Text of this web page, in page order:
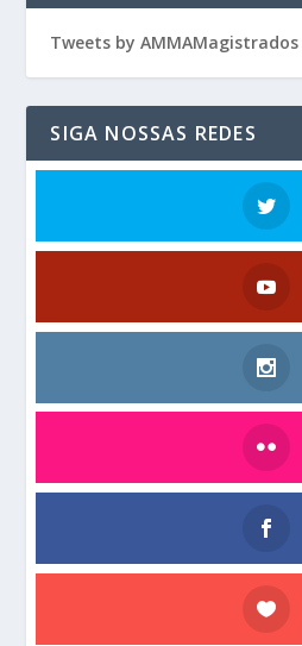
Tweets by AMMAMagistrados
SIGA NOSSAS REDES